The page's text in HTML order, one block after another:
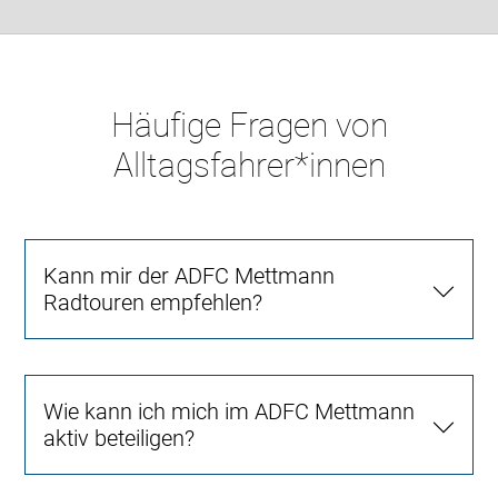
Häufige Fragen von
Alltagsfahrer*innen
Kann mir der ADFC Mettmann
Radtouren empfehlen?
Wie kann ich mich im ADFC Mettmann
aktiv beteiligen?